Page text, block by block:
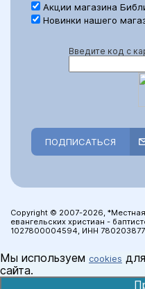
Акции магазина
Новинки нашего
Введите код с
ПОДПИСАТЬСЯ
Copyright © 2007-2026,
евангельских христиан -
1027800004594, ИНН 780203877
Мы используем cookies
сайта.